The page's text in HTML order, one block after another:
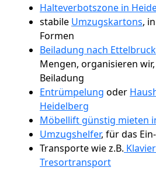
Halteverbotszone in
stabile Umzugskartons,
Formen
Beiladung nach Ettelbruck
Mengen, organisieren
Beiladung
Entrümpelung oder
Heidelberg
Möbellift günstig mieten
Umzugshelfer, für das
Transporte wie z.B.
Tresortransport